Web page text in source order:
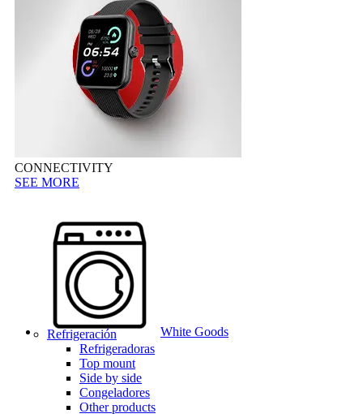
CONNECTIVITY
SEE MORE
White Goods
Refrigeración
Refrigeradoras
Top mount
Side by side
Congeladores
Other products